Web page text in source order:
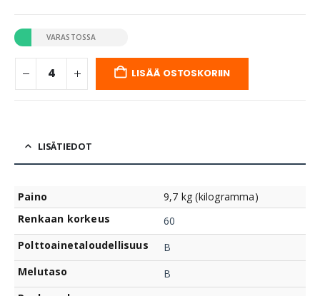
VARASTOSSA
LISÄÄ OSTOSKORIIN
LISÄTIEDOT
Paino
9,7 kg (kilogramma)
Renkaan korkeus
60
Polttoainetaloudellisuus
B
Melutaso
B